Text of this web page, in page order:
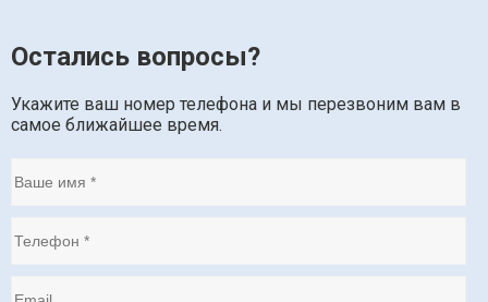
Остались вопросы?
Укажите ваш номер телефона и мы перезвоним вам в
самое ближайшее время.